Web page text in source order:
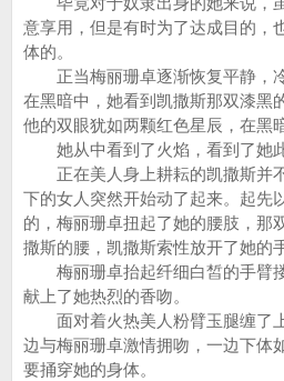
意享用，但是有时为了达成目的，
体的。
正当梅丽珊卓逐渐恢复平静，冷
在黑暗中，她看到凯撒斯那双漆黑
他的双眼犹如两颗红色星辰，在黑
她从中看到了火焰，看到了她此
正在美人身上耕耘的凯撒斯并
下的女人突然开始动了起来。起先
的，梅丽珊卓扭起了她的腰肢，那
撒斯的腰，凯撒斯索性放开了她的
梅丽珊卓抬起纤细白皙的手臂
献上了她热烈的香吻。
面对着火热美人粉臂玉腿缠了
边与梅丽珊卓激情拥吻，一边下体
要捅穿她的身体。